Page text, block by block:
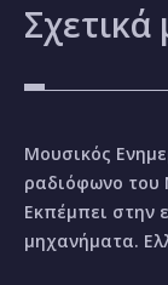
Σχετικά
Μουσικός
ραδιόφωνο του
Εκπέμπει στην
μηχανήματα.